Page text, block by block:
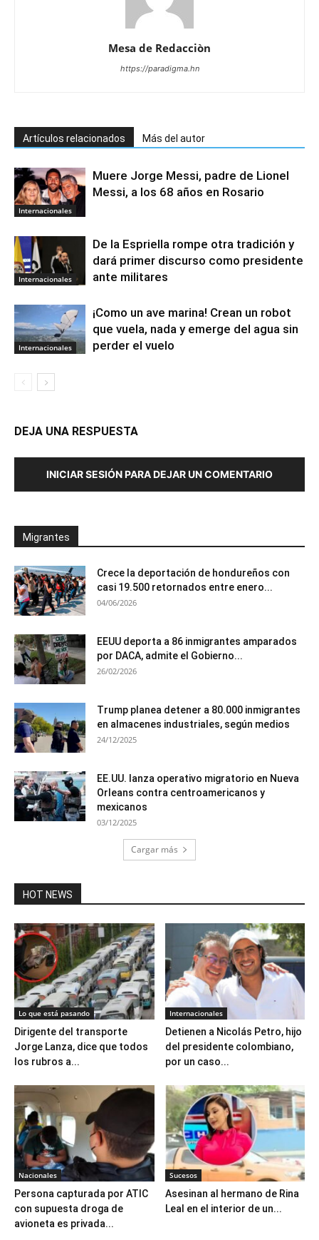
Mesa de Redacciòn
https://paradigma.hn
Artículos relacionados Más del autor
Internacionales
Muere Jorge Messi, padre de Lionel
Messi, a los 68 años en Rosario
Internacionales
De la Espriella rompe otra tradición y
dará primer discurso como presidente
ante militares
Internacionales
¡Como un ave marina! Crean un robot
que vuela, nada y emerge del agua sin
perder el vuelo
DEJA UNA RESPUESTA
INICIAR SESIÓN PARA DEJAR UN COMENTARIO
Migrantes
Crece la deportación de hondureños con
casi 19.500 retornados entre enero...
04/06/2026
EEUU deporta a 86 inmigrantes amparados
por DACA, admite el Gobierno...
26/02/2026
Trump planea detener a 80.000 inmigrantes
en almacenes industriales, según medios
24/12/2025
EE.UU. lanza operativo migratorio en Nueva
Orleans contra centroamericanos y
mexicanos
03/12/2025
Cargar más
HOT NEWS
Lo que está pasando
Dirigente del transporte
Jorge Lanza, dice que todos
los rubros a...
Internacionales
Detienen a Nicolás Petro, hijo
del presidente colombiano,
por un caso...
Nacionales
Persona capturada por ATIC
con supuesta droga de
avioneta es privada...
Sucesos
Asesinan al hermano de Rina
Leal en el interior de un...